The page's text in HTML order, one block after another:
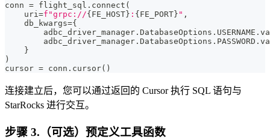
conn = flight_sql . connect (
    uri
=f"grpc://{ FE_HOST } : { FE_PORT } " ,
    db_kwargs
={
        adbc_driver_manager
. DatabaseOptions . USERNAME .
        adbc_driver_manager
. DatabaseOptions . PASSWORD .
}
)
cursor = conn . cursor( )
连接建立后，您可以通过返回的 Cursor 执行 SQL 语句与
StarRocks 进行交互。
步骤 3.（可选）预定义工具函数